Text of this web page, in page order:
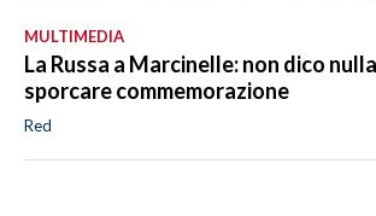
MULTIMEDIA
La Russa a Marcinelle: non dico
sporcare commemorazione
Red